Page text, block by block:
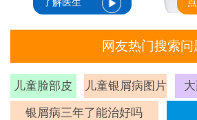
网友热门搜索问
儿童脸部皮
癣
儿童银屑病图片
银屑病三年了能治好吗